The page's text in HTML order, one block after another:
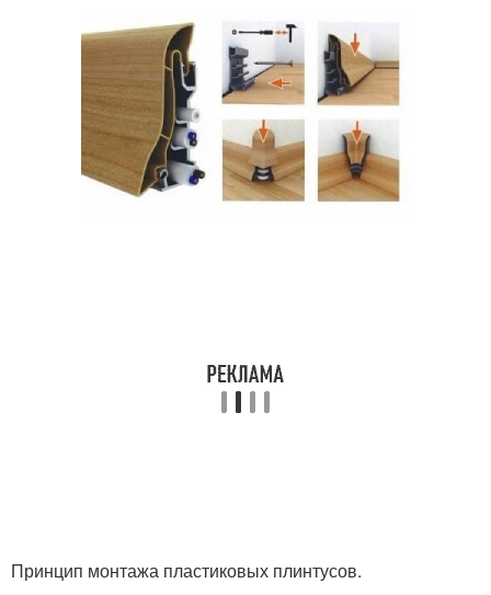
Принцип монтажа пластиковых плинтусов.